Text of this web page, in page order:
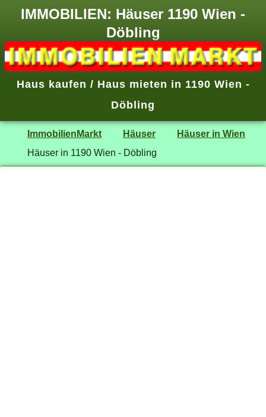
IMMOBILIEN: Häuser 1190 Wien -
Döbling
Haus kaufen / Haus mieten in 1190 Wien -
Döbling
ImmobilienMarkt Häuser
Häuser in Wien
Häuser in 1190 Wien - Döbling